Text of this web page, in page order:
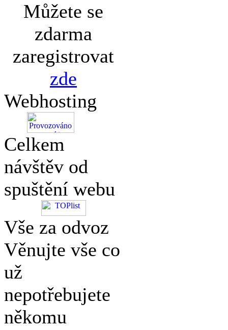
Můžete se
zdarma
zaregistrovat
zde
Webhosting
Celkem
návštěv od
spuštění webu
Vše za odvoz
Věnujte vše co
už
nepotřebujete
někomu